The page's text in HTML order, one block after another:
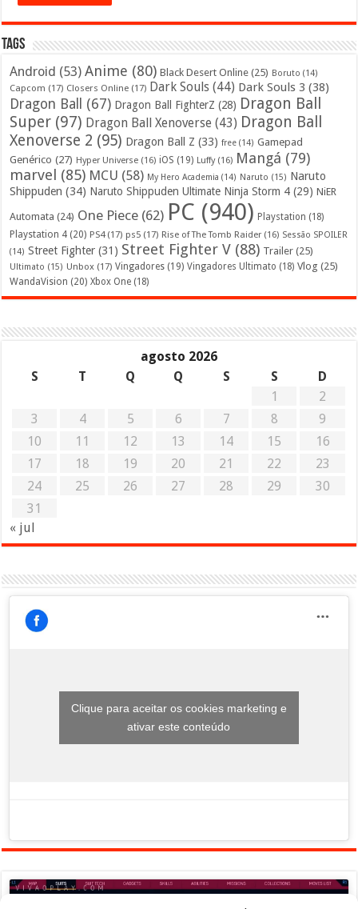
Tags
Android (53) Anime (80) Black Desert Online (25) Boruto (14)
Capcom (17) Closers Online (17) Dark Souls (44) Dark Souls 3 (38)
Dragon Ball (67) Dragon Ball FighterZ (28) Dragon Ball
Super (97) Dragon Ball Xenoverse (43) Dragon Ball
Xenoverse 2 (95) Dragon Ball Z (33) free (14) Gamepad
Genérico (27) Hyper Universe (16) iOS (19) Luffy(16) Mangá (79)
marvel (85) MCU (58) My Hero Academia (14) Naruto (15) Naruto
Shippuden (34) Naruto Shippuden Ultimate Ninja Storm 4 (29) NiER
Automata (24) One Piece (62) PC (940) Playstation (18)
Playstation 4 (20) PS4(17) ps5 (17) Rise of The Tomb Raider (16) Sessão SPOILER
(14) Street Fighter (31) Street Fighter V (88) Trailer (25)
Ultimato (15) Unbox (17) Vingadores (19) Vingadores Ultimato (18) Vlog (25)
WandaVision (20) Xbox One (18)
agosto 2026
S
T Q Q S S
D
1
2
3
4 5 6 7 8
9
10
11 12 13 14 15
16
17
18 19 20 21 22
23
24
25 26 27 28 29
30
31
« jul
Clique para aceitar os cookies marketing e
ativar este conteúdo